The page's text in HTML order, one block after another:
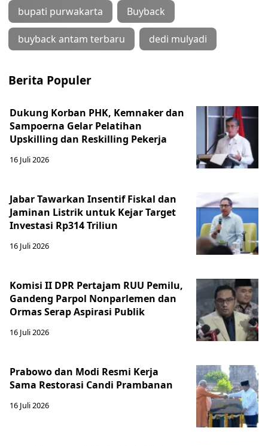
bupati purwakarta Buyback
buyback antam terbaru dedi mulyadi
Berita Populer
Dukung Korban PHK, Kemnaker dan
Sampoerna Gelar Pelatihan
Upskilling dan Reskilling Pekerja
16 Juli 2026
Jabar Tawarkan Insentif Fiskal dan
Jaminan Listrik untuk Kejar Target
Investasi Rp314 Triliun
16 Juli 2026
Komisi II DPR Pertajam RUU Pemilu,
Gandeng Parpol Nonparlemen dan
Ormas Serap Aspirasi Publik
16 Juli 2026
Prabowo dan Modi Resmi Kerja
Sama Restorasi Candi Prambanan
16 Juli 2026